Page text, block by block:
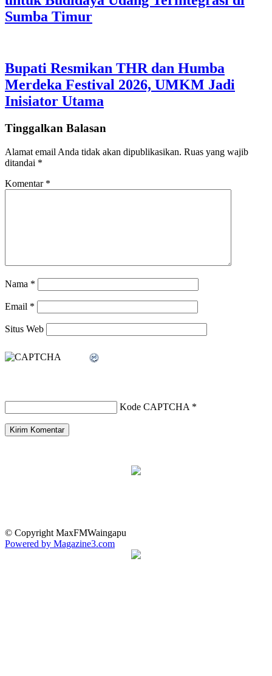
Sumba Timur
Bupati Resmikan THR dan Humba
Merdeka Festival 2026, UMKM Jadi
Inisiator Utama
Tinggalkan Balasan
Alamat email Anda tidak akan dipublikasikan. Ruas yang wajib
ditandai *
Komentar *
Nama *
Email *
Situs Web
Kode CAPTCHA *
© Copyright MaxFMWaingapu
Powered by Magazine3.com